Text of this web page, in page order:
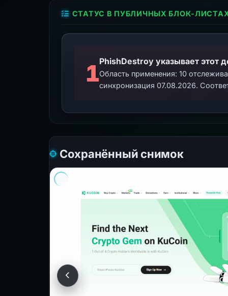
СТАТУС В ПУБЛИЧНЫХ БЛОК-
1PhishDestroy указывает этот
Область применения: 10
синхронизация 07.08.2026.
Сохранённый снимок